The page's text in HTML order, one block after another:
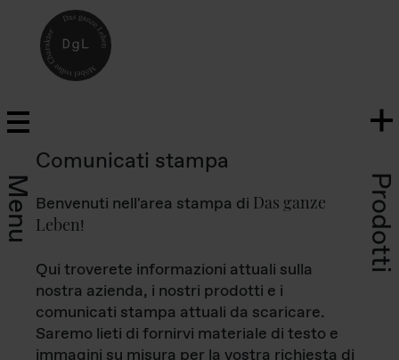
Menu Prodotti
Comunicati stampa
Benvenuti nell'area stampa di Das ganze
Leben!
Qui troverete informazioni attuali sulla
nostra azienda, i nostri prodotti e i
comunicati stampa attuali da scaricare.
Saremo lieti di fornirvi materiale di testo e
immagini su misura per la vostra richiesta di